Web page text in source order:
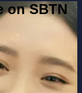
on SBTN